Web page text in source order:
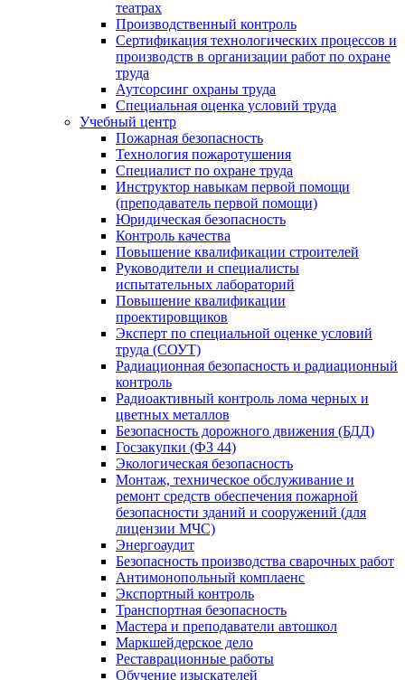
театрах
Производственный контроль
Сертификация технологических процессов и
производств в организации работ по охране
труда
Аутсорсинг охраны труда
Специальная оценка условий труда
Учебный центр
Пожарная безопасность
Технология пожаротушения
Специалист по охране труда
Инструктор навыкам первой помощи
(преподаватель первой помощи)
Юридическая безопасность
Контроль качества
Повышение квалификации строителей
Руководители и специалисты
испытательных лабораторий
Повышение квалификации
проектировщиков
Эксперт по специальной оценке условий
труда (СОУТ)
Радиационная безопасность и радиационный
контроль
Радиоактивный контроль лома черных и
цветных металлов
Безопасность дорожного движения (БДД)
Госзакупки (ФЗ 44)
Экологическая безопасность
Монтаж, техническое обслуживание и
ремонт средств обеспечения пожарной
безопасности зданий и сооружений (для
лицензии МЧС)
Энергоаудит
Безопасность производства сварочных работ
Антимонопольный комплаенс
Экспортный контроль
Транспортная безопасность
Мастера и преподаватели автошкол
Маркшейдерское дело
Реставрационные работы
Обучение изыскателей